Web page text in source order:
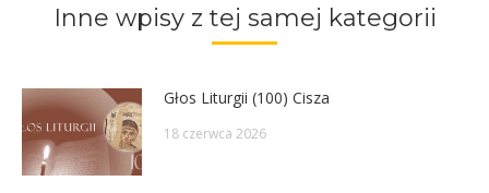
Inne wpisy z tej samej kategorii
Głos Liturgii (100) Cisza
18 czerwca 2026